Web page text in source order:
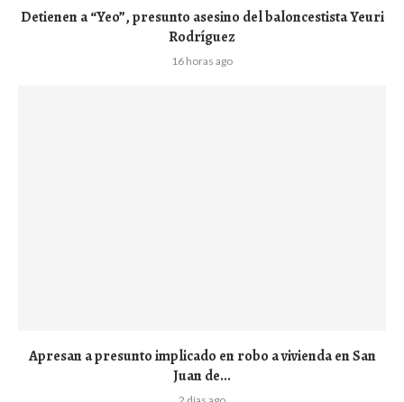
Detienen a “Yeo”, presunto asesino del baloncestista Yeuri
Rodríguez
16 horas ago
Apresan a presunto implicado en robo a vivienda en San
Juan de...